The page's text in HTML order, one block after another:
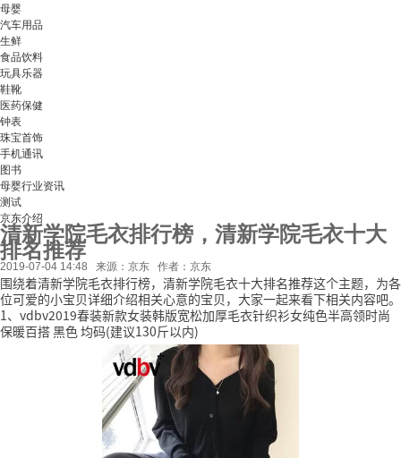
母婴
汽车用品
生鲜
食品饮料
玩具乐器
鞋靴
医药保健
钟表
珠宝首饰
手机通讯
图书
母婴行业资讯
测试
京东介绍
清新学院毛衣排行榜，清新学院毛衣十大
排名推荐
2019-07-04 14:48 来源：京东 作者：京东
围绕着清新学院毛衣排行榜，清新学院毛衣十大排名推荐这个主题，为各
位可爱的小宝贝详细介绍相关心意的宝贝，大家一起来看下相关内容吧。
1、vdbv2019春装新款女装韩版宽松加厚毛衣针织衫女纯色半高领时尚
保暖百搭 黑色 均码(建议130斤以内)